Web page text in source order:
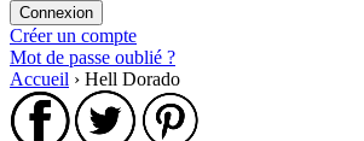
Créer un compte
Mot de passe oublié ?
Accueil › Hell Dorado